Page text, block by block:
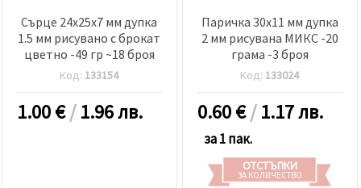
Сърце 24x25x7 мм дупка
1.5 мм рисувано с брокат
цветно -49 гр ~18 броя
Код: 133154
1.00€/1.96 лв.
Паричка 30x11 мм дупка
2 мм рисувана МИКС -20
грама -3 броя
Код: 133024
0.60€/1.17 лв.
за 1 пак.
ОТСТЪПКИ
ЗА КОЛИЧЕСТВО